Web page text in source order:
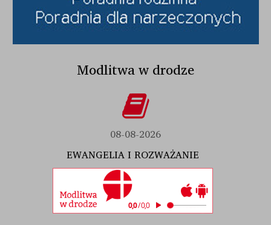
Modlitwa w drodze
08-08-2026
EWANGELIA I ROZWAŻANIE